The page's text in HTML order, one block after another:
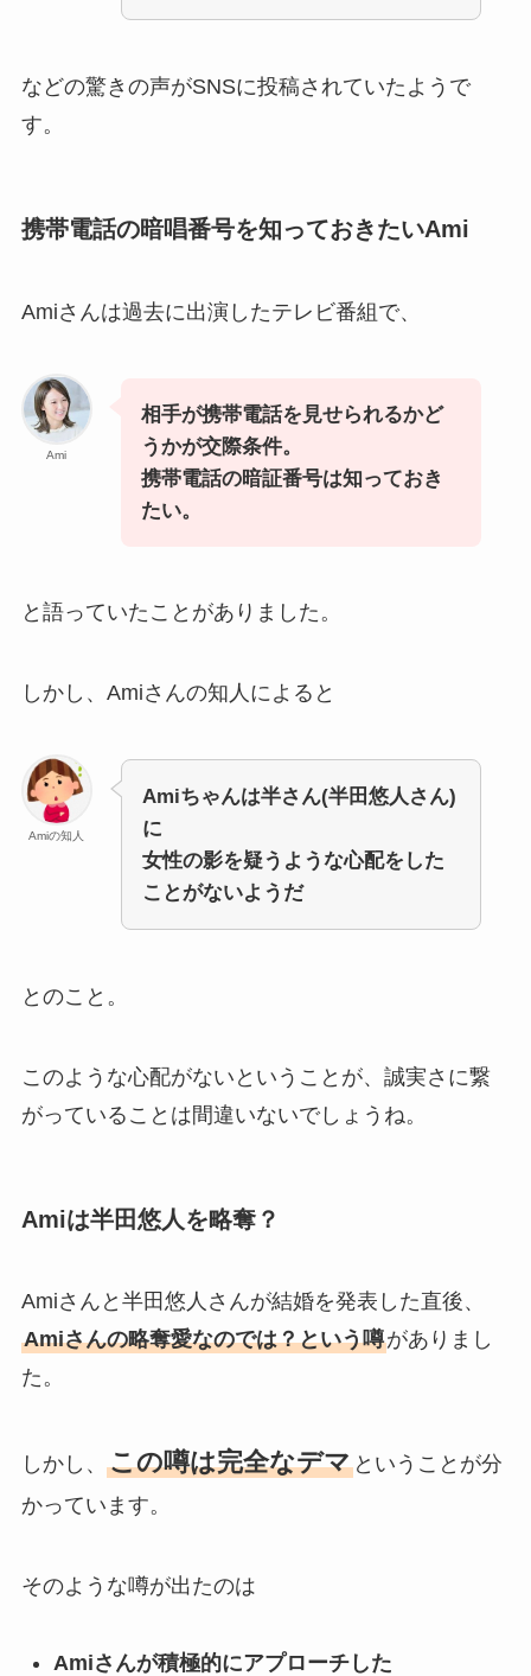
などの驚きの声がSNSに投稿されていたようで
す。
携帯電話の暗唱番号を知っておきたいAmi
Amiさんは過去に出演したテレビ番組で、
Ami
相手が携帯電話を見せられるかど
うかが交際条件。
携帯電話の暗証番号は知っておき
たい。
と語っていたことがありました。
しかし、Amiさんの知人によると
Amiの知人
Amiちゃんは半さん(半田悠人さん)
に
女性の影を疑うような心配をした
ことがないようだ
とのこと。
このような心配がないということが、誠実さに繋
がっていることは間違いないでしょうね。
Amiは半田悠人を略奪？
Amiさんと半田悠人さんが結婚を発表した直後、
Amiさんの略奪愛なのでは？という噂がありまし
た。
しかし、 この噂は完全なデマということが分
かっています。
そのような噂が出たのは
Amiさんが積極的にアプローチした